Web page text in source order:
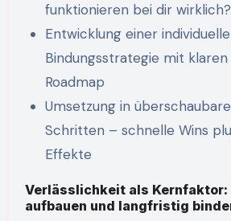
funktionieren bei dir wirklich?
Entwicklung einer
Bindungsstrategie mit klaren
Roadmap
Umsetzung in
Schritten – schnelle Wins
Effekte
Verlässlichkeit als Kernfaktor:
aufbauen und langfristig